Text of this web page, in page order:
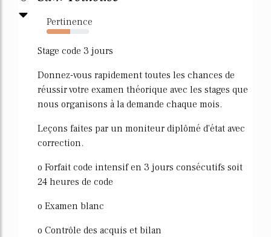
Pertinence
55%
Stage code 3 jours
Donnez-vous rapidement toutes les chances de
réussir votre examen théorique avec les stages que
nous organisons à la demande chaque mois.
Leçons faites par un moniteur diplômé d'état avec
correction.
o Forfait code intensif en 3 jours consécutifs soit
24 heures de code
o Examen blanc
o Contrôle des acquis et bilan